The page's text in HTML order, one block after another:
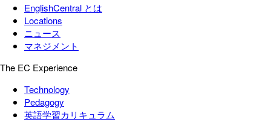
EnglishCentral とは
Locations
ニュース
マネジメント
The EC Experience
Technology
Pedagogy
英語学習カリキュラム